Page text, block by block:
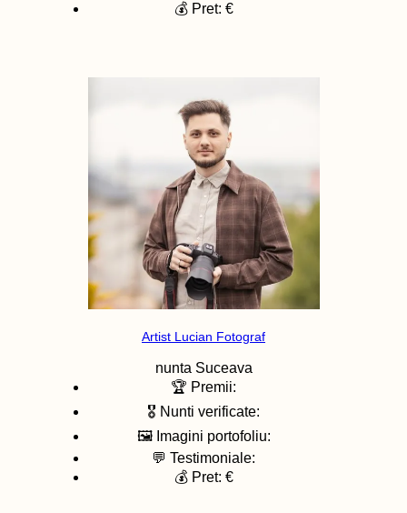
💰 Pret: €
Artist Lucian Fotograf
nunta Suceava
🏆 Premii:
🎖️ Nunti verificate:
🖼️ Imagini portofoliu:
💬 Testimoniale:
💰 Pret: €